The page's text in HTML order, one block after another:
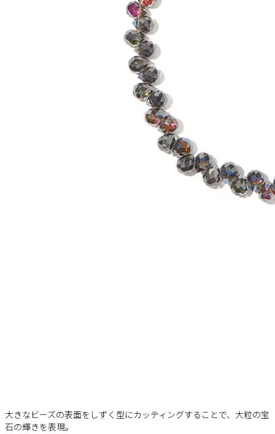
大きなビーズの表面をしずく型にカッティングすることで、大粒の宝
石の輝きを表現。